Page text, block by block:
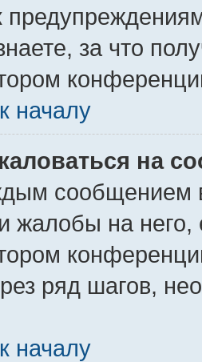
за что
началу
на
сообщением
жалобы на
ряд шагов,
началу